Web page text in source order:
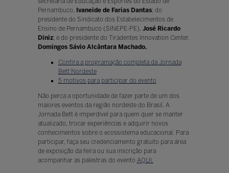
Pernambuco, Ivaneide de Farias Dantas; do
presidente do Sindicato dos Estabelecimentos de
Ensino de Pernambuco (SINEPE-PE), José Ricardo
Diniz; e do presidente do Tiradentes Innovation Center,
Domingos Sávio Alcântara Machado.
Confira a programação completa da Jornada
Bett Nordeste
5 motivos para participar do evento
Não perca a oportunidade de fazer parte de um dos
maiores eventos da região nordeste do Brasil. A
Jornada Bett é imperdível para quem quer se manter
atualizado, trocar experiências e adquirir novos
conhecimentos sobre o ecossistema educacional. Para
participar, faça seu credenciamento gratuito para área
de exposição da feira ou sua inscrição para
acompanhar as palestras do evento AQUI.